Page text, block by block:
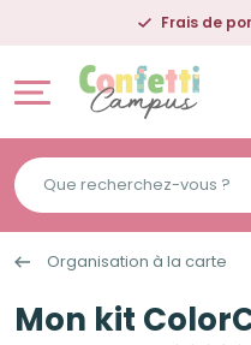
Frais de
Que
recherchez-
vous
?
Organisation à la carte
Mon kit